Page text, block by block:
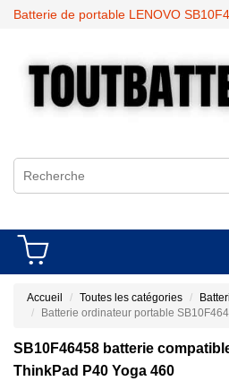
Batterie de portable LENOVO
Accueil Toutes les catégories
Batterie ordinateur portable
SB10F46458 batterie
ThinkPad P40 Yoga 460